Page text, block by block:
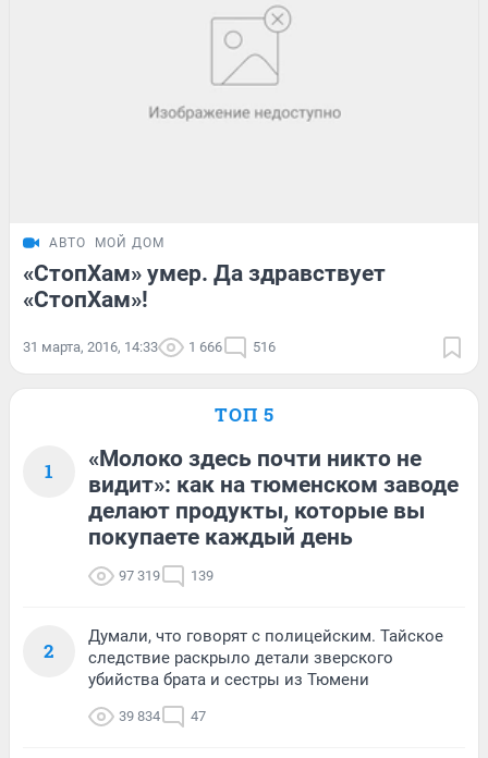
АВТО МОЙ ДОМ
«СтопХам» умер. Да здравствует
«СтопХам»!
31 марта, 2016, 14:33 1 666 516
ТОП 5
1
«Молоко здесь почти никто не
видит»: как на тюменском заводе
делают продукты, которые вы
покупаете каждый день
97 319 139
2
Думали, что говорят с полицейским. Тайское
следствие раскрыло детали зверского
убийства брата и сестры из Тюмени
39 834 47